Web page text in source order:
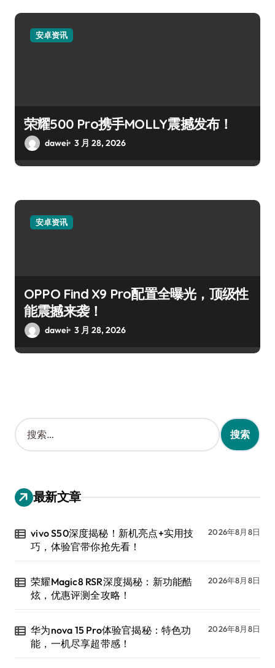
安卓资讯
荣耀500 Pro携手MOLLY震撼发布！
dawei 3 月 28, 2026
安卓资讯
OPPO Find X9 Pro配置全曝光，顶级性
能震撼来袭！
dawei 3 月 28, 2026
搜
索
：
最新文章
vivo S50深度揭秘！新机亮点+实用技
巧，体验官带你抢先看！
2026年8月8日
荣耀Magic8 RSR深度揭秘：新功能酷
炫，优惠评测全攻略！
2026年8月8日
华为nova 15 Pro体验官揭秘：特色功
能，一机尽享超带感！
2026年8月8日